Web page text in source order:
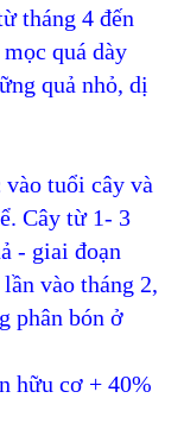
tháng 4 đến
quá dày
quả nhỏ, dị
tuổi cây và
Cây từ 1- 3
- giai đoạn
vào tháng 2,
phân bón ở
hữu cơ + 40%